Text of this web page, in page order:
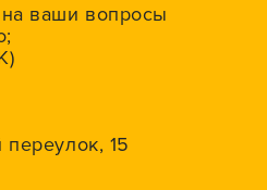
ваши вопросы
15